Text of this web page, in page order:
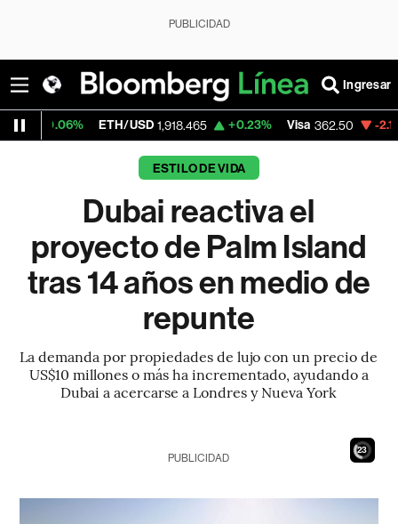
PUBLICIDAD
Ingresar
ETH/USD 1,918.465 +0.23% Visa 362.50 -2.15%
ESTILO DE VIDA
Dubai reactiva el
proyecto de Palm Island
tras 14 años en medio de
repunte
La demanda por propiedades de lujo con un precio de
US$10 millones o más ha incrementado, ayudando a
Dubai a acercarse a Londres y Nueva York
21
PUBLICIDAD